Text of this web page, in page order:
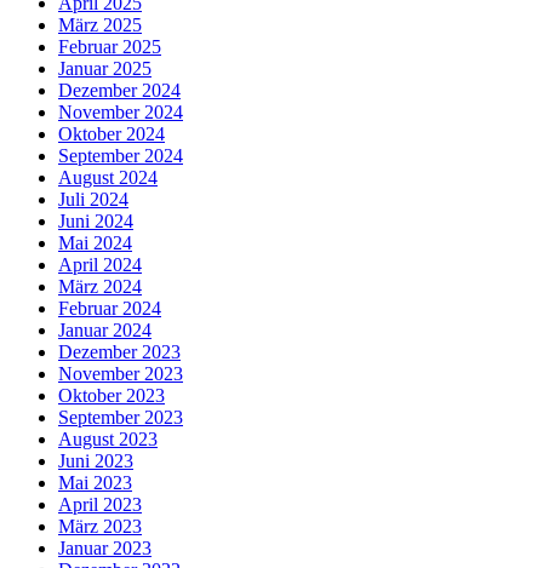
März 2025
Februar 2025
Januar 2025
Dezember 2024
November 2024
Oktober 2024
September 2024
August 2024
Juli 2024
Juni 2024
Mai 2024
April 2024
März 2024
Februar 2024
Januar 2024
Dezember 2023
November 2023
Oktober 2023
September 2023
August 2023
Juni 2023
Mai 2023
April 2023
März 2023
Januar 2023